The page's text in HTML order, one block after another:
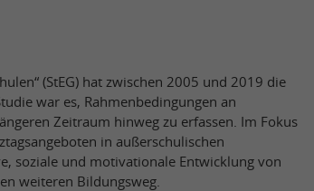
(StEG) hat zwischen 2005 und 2019 die
war es, Rahmenbedingungen an
Zeitraum hinweg zu erfassen. Im Fokus
in außerschulischen
soziale und motivationale Entwicklung von
weiteren Bildungsweg.